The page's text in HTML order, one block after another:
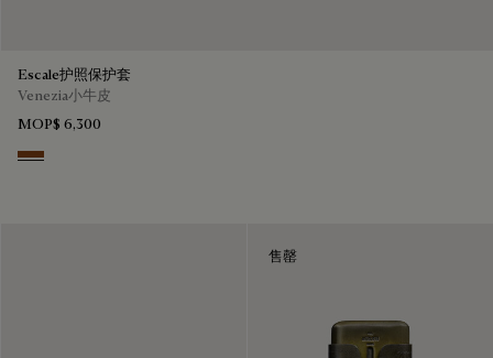
Escale护照保护套
Venezia小牛皮
MOP$ 6,300
Cacao Intenso
售罄